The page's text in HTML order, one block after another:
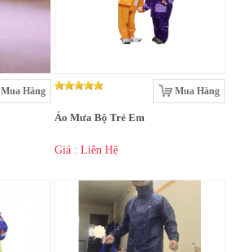
Mua Hàng Mua Hàng
Áo Mưa Bộ Trẻ Em
Giá : Liên Hệ